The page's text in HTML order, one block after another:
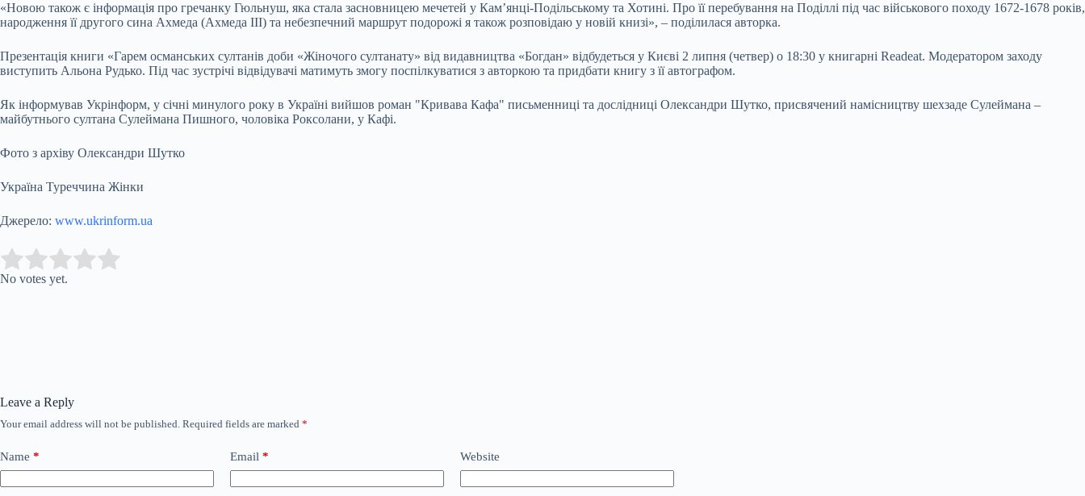
«Новою також є інформація про гречанку Гюльнуш, яка стала засновницею мечетей у Кам’янці-Подільському та Хотині. Про її перебування на Поділлі під час військового походу 1672-1678 років,
народження її другого сина Ахмеда (Ахмеда ІІІ) та небезпечний маршрут подорожі я також розповідаю у новій книзі», – поділилася авторка.
Презентація книги «Гарем османських султанів доби «Жіночого султанату» від видавництва «Богдан» відбудеться у Києві 2 липня (четвер) о 18:30 у книгарні Readeat. Модератором заходу
виступить Альона Рудько. Під час зустрічі відвідувачі матимуть змогу поспілкуватися з авторкою та придбати книгу з її автографом.
Як інформував Укрінформ, у січні минулого року в Україні вийшов роман "Кривава Кафа" письменниці та дослідниці Олександри Шутко, присвячений намісництву шехзаде Сулеймана –
майбутнього султана Сулеймана Пишного, чоловіка Роксолани, у Кафі.
Фото з архіву Олександри Шутко
Україна Туреччина Жінки
Джерело: www.ukrinform.ua
Rate this item:
No votes yet.
Leave a Reply
Your email address will not be published. Required fields are marked *
Name * Email * Website